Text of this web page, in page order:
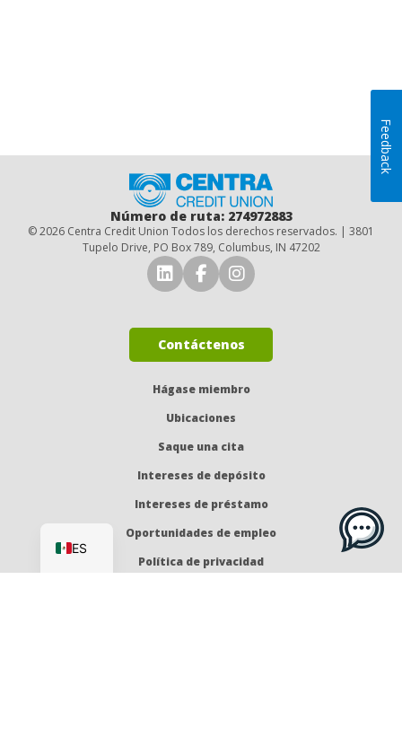
Número de ruta: 274972883
© 2026 Centra Credit Union Todos los derechos reservados. | 3801
Tupelo Drive, PO Box 789, Columbus, IN 47202
Conéctese con nosotros en
Conéctese con
Síguenos en
Contáctenos
Hágase miembro
Ubicaciones
Saque una cita
Intereses de depósito
Intereses de préstamo
Oportunidades de empleo
Política de privacidad
ES
Feedback